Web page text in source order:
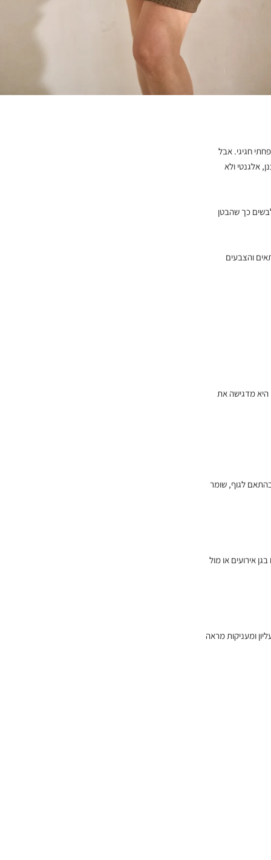
חגיגי. אבל
אלגנטי ולא
כך שהבטן
והצבעים
מדגישה את
לגוף, שומר
אירועים או מול
ומעניקות מראה